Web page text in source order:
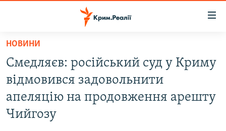
Перейти
основного
матеріалу
до
основної
ВОДА.КРИМ
ВІДЕО ТА ФОТО
ПОЛІТИКА
НОВИНИ
Смедляєв: російський суд у Криму
відмовився задовольнити
апеляцію на продовження арешту
Чийгозу